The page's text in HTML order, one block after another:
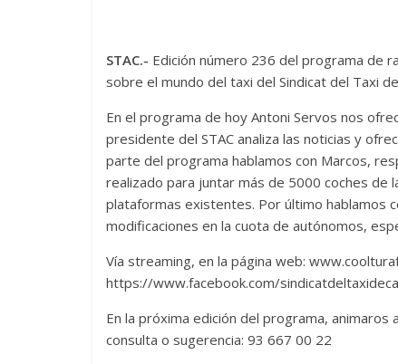
STAC.- Edición número 236 del programa de
sobre el mundo del taxi del Sindicat del Taxi de
En el programa de hoy Antoni Servos nos
presidente del STAC analiza las noticias y
parte del programa hablamos con Marcos,
realizado para juntar más de 5000 coches
plataformas existentes. Por último hablamos
modificaciones en la cuota de autónomos,
Vía streaming, en la página web:
https://www.facebook.com/
En la próxima edición del programa,
consulta o sugerencia: 93 667 00 22